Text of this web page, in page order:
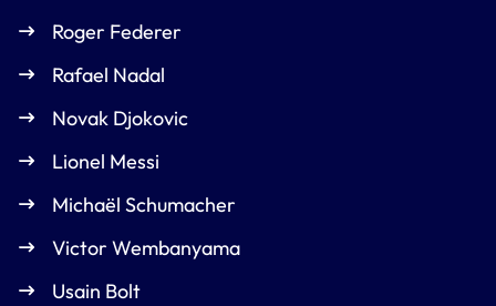
Roger Federer
Rafael Nadal
Novak Djokovic
Lionel Messi
Michaël Schumacher
Victor Wembanyama
Usain Bolt